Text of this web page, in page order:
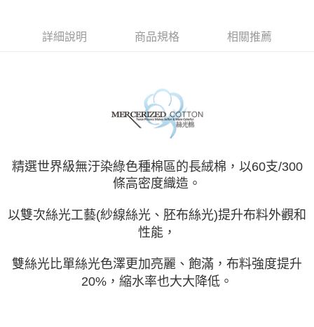
付款後門市自取(待系統通知後才可取貨)
詳細說明 商品規格 相關推薦
精選世界級無汙染綠色種棉區的長絨棉，以60支/300
條高密度織造。
以雙次絲光工藝(紗線絲光、胚布絲光)提升布料外觀和
性能，
雙絲光比單絲光色澤更加亮麗、飽滿，布料強度提升
20%，縮水率也大大降低。